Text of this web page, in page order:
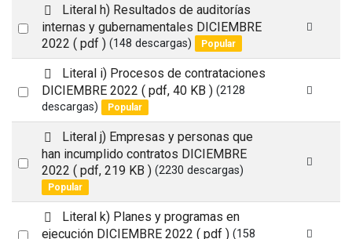
l
t
Select
d
e
f
a
l
t
Literal h) Resultados de auditorías
internas y gubernamentales DICIEMBRE
2022 ( pdf ) (148 descargas) Popular
Select
d
e
f
a
l
t
Literal i) Procesos de contrataciones
DICIEMBRE 2022 ( pdf, 40 KB ) (2128
descargas)
Popular
Select
item
d
e
f
a
u
t
Literal j) Empresas y personas que
han incumplido contratos DICIEMBRE
2022 ( pdf, 219 KB ) (2230 descargas)
Popular
Select
d
e
Literal k) Planes y programas en
ejecución DICIEMBRE 2022 ( pdf ) (158